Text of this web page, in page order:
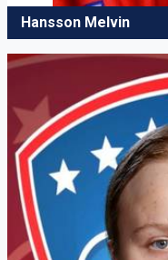
Hansson Melvin